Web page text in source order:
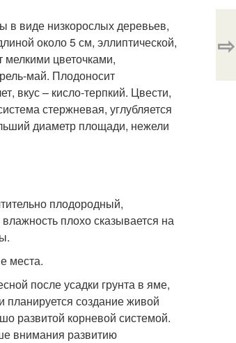
в виде низкорослых деревьев,
около 5 см, эллиптической,
цветочками,
май. Плодоносит
вкус – кисло-терпкий. Цвести,
стержневая, углубляется
диаметр площади, нежели
плодородный,
плохо сказывается на
места.
после усадки грунта в яме,
создание живой
развитой корневой системой.
внимания развитию
⇨